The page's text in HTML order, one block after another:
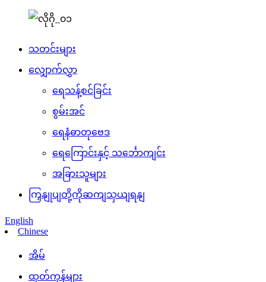
သတင်းများ
လျှောက်လွှာ
ရေသန့်စင်ခြင်း
စွမ်းအင်
ရေနံဓာတုဗေဒ
ရေကြောင်းနှင့် သင်္ဘောကျင်း
အခြားသူများ
ကြှနျုပျတို့ကိုဆကျသှယျရနျ
English
Chinese
အိမ်
ထုတ်ကုန်များ